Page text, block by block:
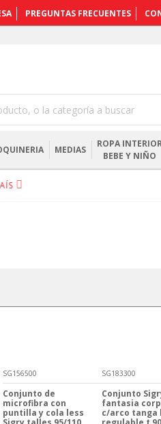
PREGUNTAS FRECUENTES
MEDIAS
ROPA
BEBE Y NIÑO
SG156500
Conjunto de
microfibra con
puntilla y cola less
SG183300
Conjunto
fantasia
c/arco tanga